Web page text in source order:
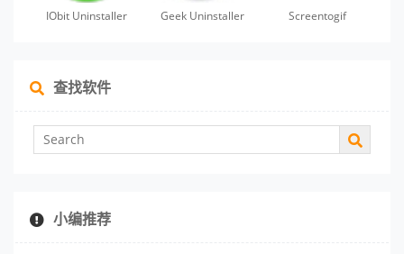
IObit Uninstaller Geek Uninstaller Screentogif
查找软件
小编推荐